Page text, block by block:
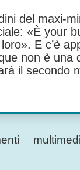
del maxi-
«È your
E c’è
non è
il secondo